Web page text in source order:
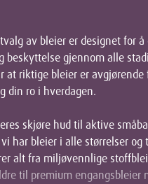
av bleier er designet for
beskyttelse gjennom alle
at riktige bleier er avgjørende
din ro i hverdagen.
skjøre hud til aktive
har bleier i alle størrelser og
alt fra miljøvennlige
til premium engangsbleier